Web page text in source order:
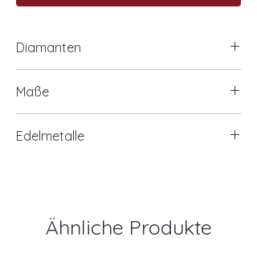
Diamanten
Maße
Ringbreite: 2,00 mm
Edelmetalle
Ähnliche Produkte